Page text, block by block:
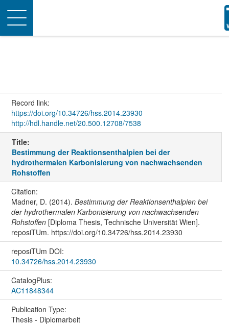
Toggle
navigation
Record link:
https://doi.org/10.34726/hss.2014.23930
http://hdl.handle.net/20.500.12708/7538
Title:
Bestimmung der Reaktionsenthalpien bei der
hydrothermalen Karbonisierung von nachwachsenden
Rohstoffen
Citation:
Madner, D. (2014). Bestimmung der Reaktionsenthalpien bei
der hydrothermalen Karbonisierung von nachwachsenden
Rohstoffen[Diploma Thesis, Technische Universität Wien].
reposiTUm. https://doi.org/10.34726/hss.2014.23930
reposiTUm DOI:
10.34726/hss.2014.23930
CatalogPlus:
AC11848344
Publication Type:
Thesis - Diplomarbeit